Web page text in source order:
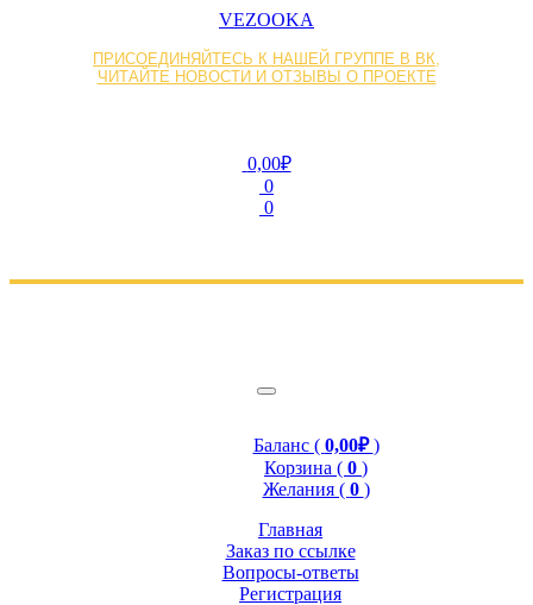
VEZOOKA
ПРИСОЕДИНЯЙТЕСЬ К НАШЕЙ ГРУППЕ В ВК,
ЧИТАЙТЕ НОВОСТИ И ОТЗЫВЫ О ПРОЕКТЕ
0,00₽
0
0
Баланс ( 0,00₽)
Корзина ( 0 )
Желания ( 0 )
Главная
Заказ по ссылке
Вопросы-ответы
Регистрация